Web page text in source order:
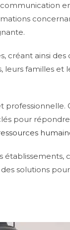
créant ainsi
leurs familles
professionnelle.
pour
solutions pour